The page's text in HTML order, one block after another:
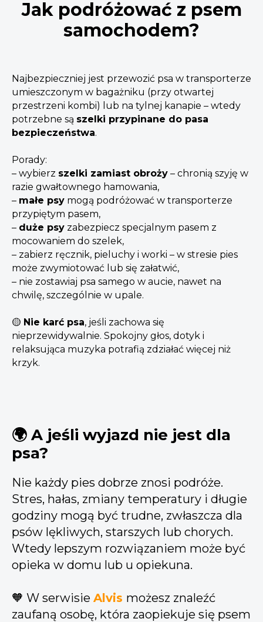
Jak podróżować z psem
samochodem?
Najbezpieczniej jest przewozić psa w transporterze
umieszczonym w bagażniku (przy otwartej
przestrzeni kombi) lub na tylnej kanapie – wtedy
potrzebne są szelki przypinane do pasa
bezpieczeństwa.
Porady:
– wybierz szelki zamiast obroży – chronią szyję w
razie gwałtownego hamowania,
– małe psy mogą podróżować w transporterze
przypiętym pasem,
– duże psy zabezpiecz specjalnym pasem z
mocowaniem do szelek,
– zabierz ręcznik, pieluchy i worki – w stresie pies
może zwymiotować lub się załatwić,
– nie zostawiaj psa samego w aucie, nawet na
chwilę, szczególnie w upale.
🟡 Nie karć psa, jeśli zachowa się
nieprzewidywalnie. Spokojny głos, dotyk i
relaksująca muzyka potrafią zdziałać więcej niż
krzyk.
🌍 A jeśli wyjazd nie jest dla
psa?
Nie każdy pies dobrze znosi podróże.
Stres, hałas, zmiany temperatury i długie
godziny mogą być trudne, zwłaszcza dla
psów lękliwych, starszych lub chorych.
Wtedy lepszym rozwiązaniem może być
opieka w domu lub u opiekuna.
🧡 W serwisie Alvis możesz znaleźć
zaufaną osobę, która zaopiekuje się psem